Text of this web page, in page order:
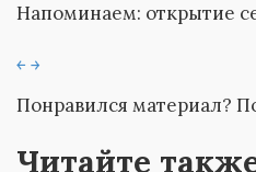
Напоминаем: открытие
￩ ￫
Понравился материал?
Читайте